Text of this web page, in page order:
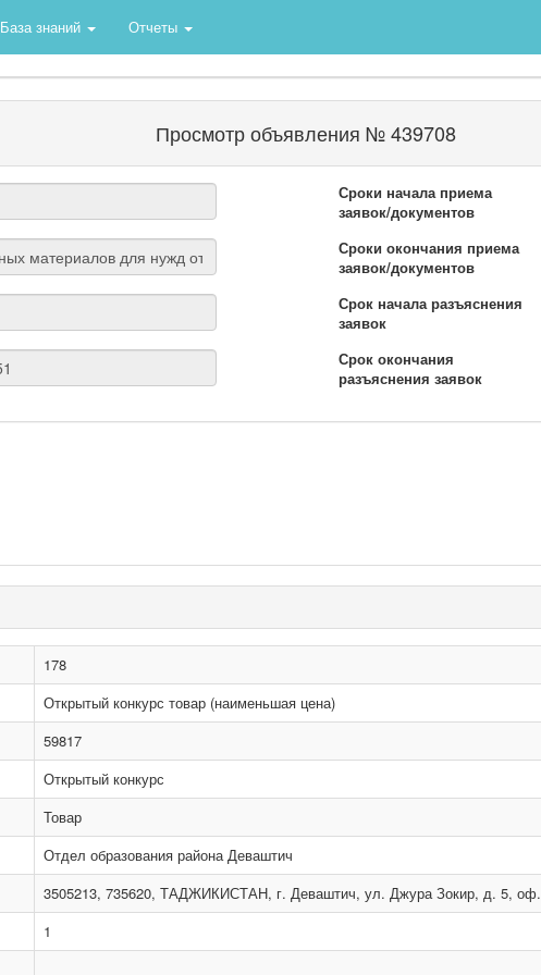
База знаний Отчеты
Просмотр объявления № 439708
Сроки начала приема
заявок/документов
Сроки окончания приема
заявок/документов
Срок начала разъяснения
заявок
Срок окончания
разъяснения заявок
178
Открытый конкурс товар (наименьшая цена)
59817
Открытый конкурс
Товар
Отдел образования района Деваштич
3505213, 735620, ТАДЖИКИСТАН, г. Деваштич, ул. Джура Зокир, д. 5, оф.
1